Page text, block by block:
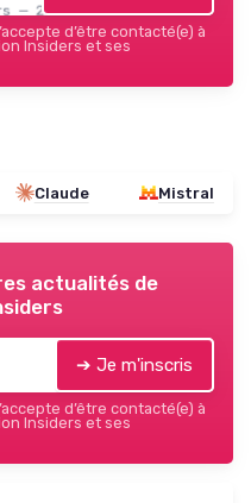
— 2026
d’être contacté(e) à
Insiders et ses
Claude Mistral
actualités de
➔ Je m'inscris
d’être contacté(e) à
Insiders et ses